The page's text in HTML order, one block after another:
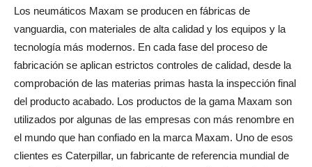
Los neumáticos Maxam se producen en fábricas de
vanguardia, con materiales de alta calidad y los equipos y la
tecnología más modernos. En cada fase del proceso de
fabricación se aplican estrictos controles de calidad, desde la
comprobación de las materias primas hasta la inspección final
del producto acabado. Los productos de la gama Maxam son
utilizados por algunas de las empresas con más renombre en
el mundo que han confiado en la marca Maxam. Uno de esos
clientes es Caterpillar, un fabricante de referencia mundial de